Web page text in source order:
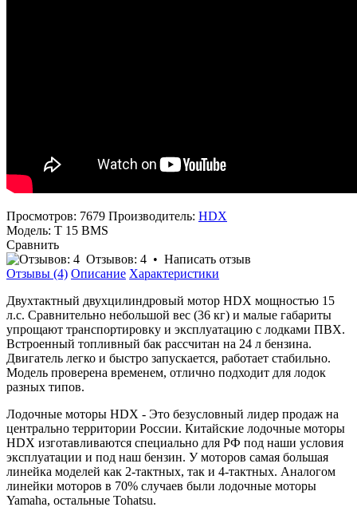
Просмотров: 7679 Производитель: HDX
Модель: T 15 BMS
Сравнить
Отзывов: 4 • Написать отзыв
Отзывы (4) Описание Характеристики
Двухтактный двухцилиндровый мотор HDX мощностью 15
л.с. Сравнительно небольшой вес (36 кг) и малые габариты
упрощают транспортировку и эксплуатацию с лодками ПВХ.
Встроенный топливный бак рассчитан на 24 л бензина.
Двигатель легко и быстро запускается, работает стабильно.
Модель проверена временем, отлично подходит для лодок
разных типов.
Лодочные моторы HDX - Это безусловный лидер продаж на
центрально территории России. Китайские лодочные моторы
HDX изготавливаются специально для РФ под наши условия
эксплуатации и под наш бензин. У моторов самая большая
линейка моделей как 2-тактных, так и 4-тактных. Аналогом
линейки моторов в 70% случаев были лодочные моторы
Yamaha, остальные Tohatsu.